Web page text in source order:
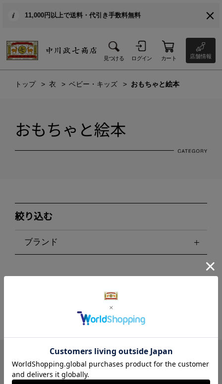
11,000円以上で送料・代引き手数料無料
見つける ログイン カート 店舗情報
トップ 衣 ベビー・キッズ おもちゃと絵本
おもちゃと絵本
絞り込む
ブランド